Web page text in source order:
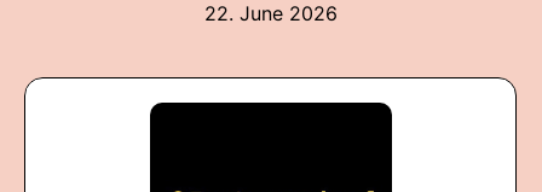
22. June 2026